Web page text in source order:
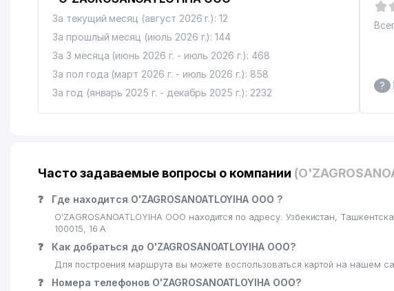
SIS TRAVEL ДП
SUPER FOOD ЧП
ГАЗАРЯН А.С. ИндП
ЦЕНТР СПЕЦИАЛИЗИРОВАННОГО АНАЛИТИЧЕСКОГО КОНТРОЛЯ В
22 УЗПАХТАСАНОАТ АО
23 ТАШКЕНТСКИЙ ПРОФЕССИОНАЛЬНЫЙ КОЛЛЕДЖ МИЛОСЕРДИЯ
IBRAT COMPANY ООО
26 NATALI FOOD ООО
За текущий месяц (август 2026 г.): 12
За прошлый месяц (июль 2026 г.): 144
За 3 месяца (июнь 2026 г. - июль 2026 г.): 468
За пол года (март 2026 г. - июль 2026 г.): 858
За год (январь 2025 г. - декабрь 2025 г.): 2232
?
Часто задаваемые вопросы о компании
❓ Где находится O'ZAGROSANOATLOYIHA ООО ?
O'ZAGROSANOATLOYIHA ООО находится по адресу: Узбекистан,
100015, 16 А
❓ Как добраться до O'ZAGROSANOATLOYIHA ООО?
Для построения маршрута вы можете воспользоваться картой на нашем
❓ Номера телефонов O'ZAGROSANOATLOYIHA ООО?